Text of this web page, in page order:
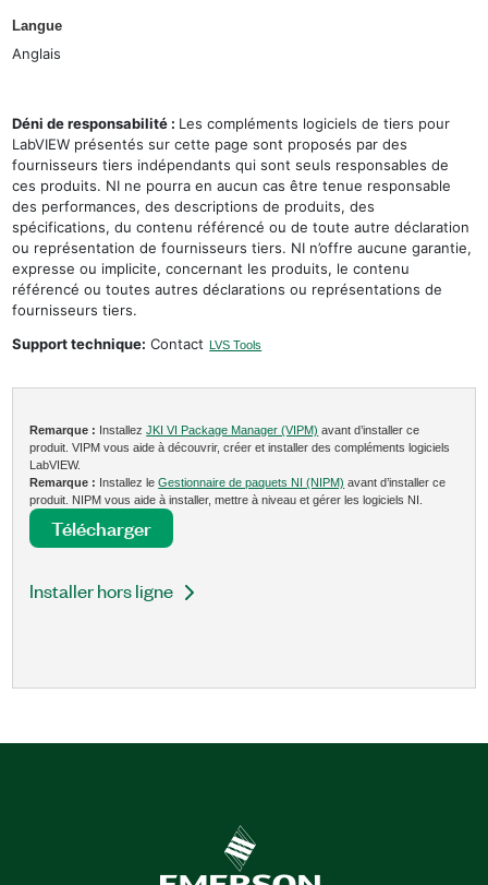
Langue
Anglais
Déni de responsabilité : Les compléments logiciels de tiers pour
LabVIEW présentés sur cette page sont proposés par des
fournisseurs tiers indépendants qui sont seuls responsables de
ces produits. NI ne pourra en aucun cas être tenue responsable
des performances, des descriptions de produits, des
spécifications, du contenu référencé ou de toute autre déclaration
ou représentation de fournisseurs tiers. NI n’offre aucune garantie,
expresse ou implicite, concernant les produits, le contenu
référencé ou toutes autres déclarations ou représentations de
fournisseurs tiers.
Support technique: Contact LVS Tools
Remarque : InstallezJKI VI Package Manager (VIPM) avant d’installer ce
produit. VIPM vous aide à découvrir, créer et installer des compléments logiciels
LabVIEW.
Remarque : Installez leGestionnaire de paquets NI (NIPM) avant d’installer ce
produit. NIPM vous aide à installer, mettre à niveau et gérer les logiciels NI.
Télécharger
Installer hors ligne